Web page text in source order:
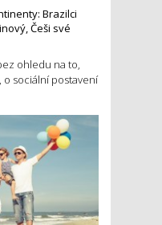
Brazilci
Češi své
ohledu na to,
o sociální postavení